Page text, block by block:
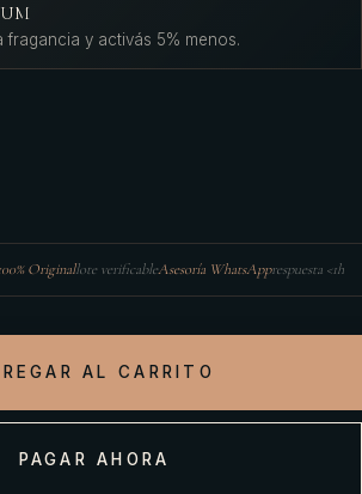
fragancia y activás 5% menos.
Originallote verificableAsesoría WhatsApprespuesta <1h
AL CARRITO
PAGAR AHORA